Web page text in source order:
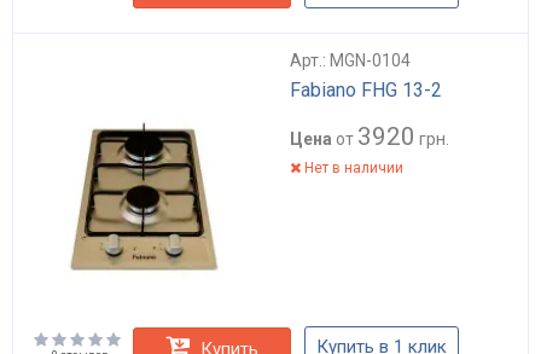
Арт.: MGN-0104
Fabiano FHG 13-2
Цена от 3920 грн.
Нет в наличии
Купить Купить в 1 клик